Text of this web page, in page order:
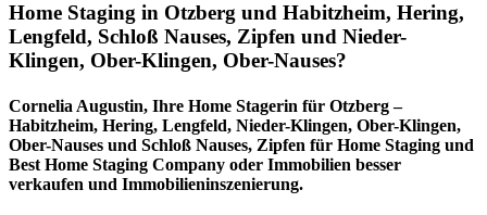
Home Staging in Otzberg und Habitzheim, Hering,
Lengfeld, Schloß Nauses, Zipfen und Nieder-
Klingen, Ober-Klingen, Ober-Nauses?
Cornelia Augustin, Ihre Home Stagerin für Otzberg –
Habitzheim, Hering, Lengfeld, Nieder-Klingen, Ober-Klingen,
Ober-Nauses und Schloß Nauses, Zipfen für Home Staging und
Best Home Staging Company oder Immobilien besser
verkaufen und Immobilieninszenierung.